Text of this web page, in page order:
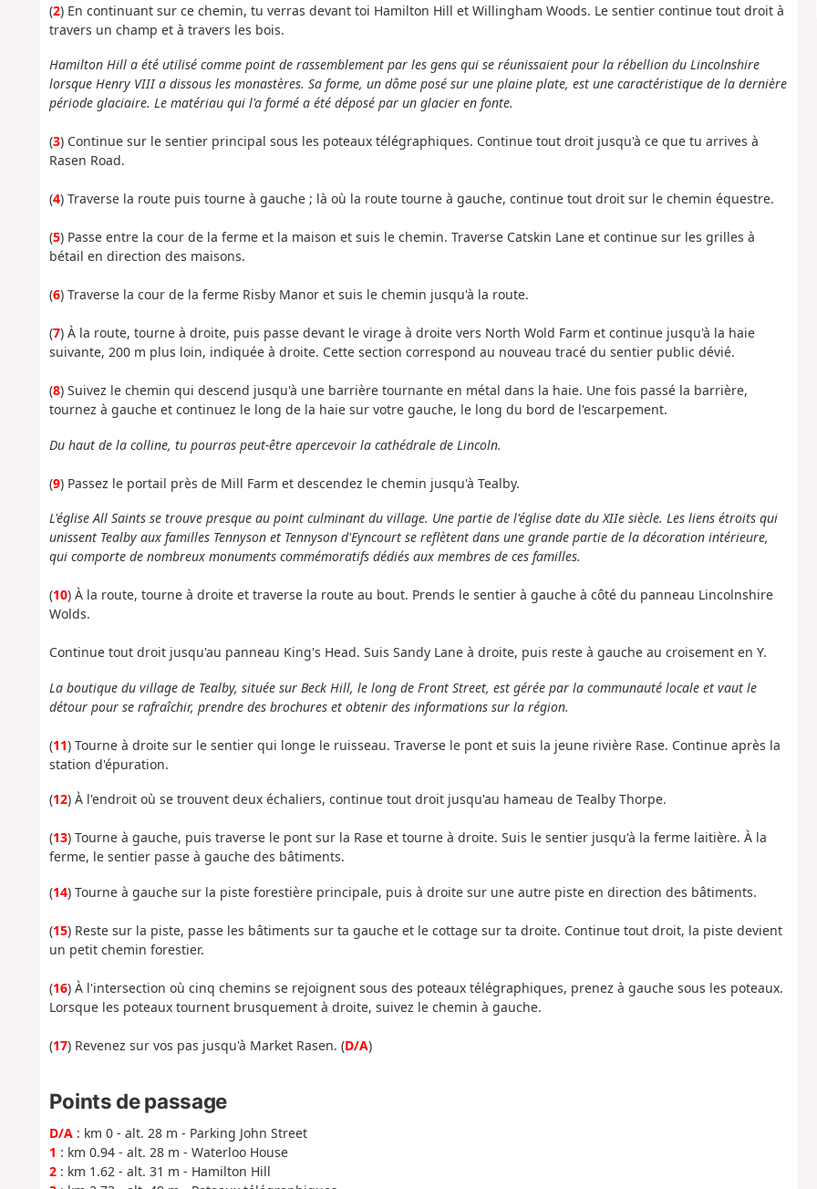
(2) En continuant sur ce chemin, tu verras devant toi Hamilton Hill et Willingham Woods. Le sentier continue tout droit à
travers un champ et à travers les bois.
Hamilton Hill a été utilisé comme point de rassemblement par les gens qui se réunissaient pour la rébellion du Lincolnshire
lorsque Henry VIII a dissous les monastères. Sa forme, un dôme posé sur une plaine plate, est une caractéristique de la dernière
période glaciaire. Le matériau qui l'a formé a été déposé par un glacier en fonte.
(3) Continue sur le sentier principal sous les poteaux télégraphiques. Continue tout droit jusqu'à ce que tu arrives à
Rasen Road.
(4) Traverse la route puis tourne à gauche ; là où la route tourne à gauche, continue tout droit sur le chemin équestre.
(5) Passe entre la cour de la ferme et la maison et suis le chemin. Traverse Catskin Lane et continue sur les grilles à
bétail en direction des maisons.
(6) Traverse la cour de la ferme Risby Manor et suis le chemin jusqu'à la route.
(7) À la route, tourne à droite, puis passe devant le virage à droite vers North Wold Farm et continue jusqu'à la haie
suivante, 200 m plus loin, indiquée à droite. Cette section correspond au nouveau tracé du sentier public dévié.
(8) Suivez le chemin qui descend jusqu'à une barrière tournante en métal dans la haie. Une fois passé la barrière,
tournez à gauche et continuez le long de la haie sur votre gauche, le long du bord de l'escarpement.
Du haut de la colline, tu pourras peut-être apercevoir la cathédrale de Lincoln.
(9) Passez le portail près de Mill Farm et descendez le chemin jusqu'à Tealby.
L'église All Saints se trouve presque au point culminant du village. Une partie de l'église date du XIIe siècle. Les liens étroits qui
unissent Tealby aux familles Tennyson et Tennyson d'Eyncourt se reflètent dans une grande partie de la décoration intérieure,
qui comporte de nombreux monuments commémoratifs dédiés aux membres de ces familles.
(10) À la route, tourne à droite et traverse la route au bout. Prends le sentier à gauche à côté du panneau Lincolnshire
Wolds.
Continue tout droit jusqu'au panneau King's Head. Suis Sandy Lane à droite, puis reste à gauche au croisement en Y.
La boutique du village de Tealby, située sur Beck Hill, le long de Front Street, est gérée par la communauté locale et vaut le
détour pour se rafraîchir, prendre des brochures et obtenir des informations sur la région.
(11) Tourne à droite sur le sentier qui longe le ruisseau. Traverse le pont et suis la jeune rivière Rase. Continue après la
station d'épuration.
(12) À l'endroit où se trouvent deux échaliers, continue tout droit jusqu'au hameau de Tealby Thorpe.
(13) Tourne à gauche, puis traverse le pont sur la Rase et tourne à droite. Suis le sentier jusqu'à la ferme laitière. À la
ferme, le sentier passe à gauche des bâtiments.
(14) Tourne à gauche sur la piste forestière principale, puis à droite sur une autre piste en direction des bâtiments.
(15) Reste sur la piste, passe les bâtiments sur ta gauche et le cottage sur ta droite. Continue tout droit, la piste devient
un petit chemin forestier.
(16) À l'intersection où cinq chemins se rejoignent sous des poteaux télégraphiques, prenez à gauche sous les poteaux.
Lorsque les poteaux tournent brusquement à droite, suivez le chemin à gauche.
(17) Revenez sur vos pas jusqu'à Market Rasen. (D/A)
Points de passage
D/A: km 0 - alt. 28 m - Parking John Street
1 : km 0.94 - alt. 28 m - Waterloo House
2: km 1.62 - alt. 31 m - Hamilton Hill